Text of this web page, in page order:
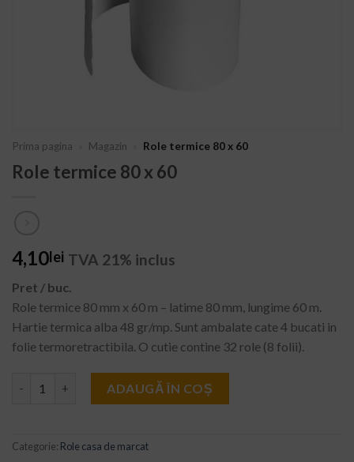
Prima pagina Magazin Role termice 80 x 60
Role termice 80 x 60
4,10lei TVA 21% inclus
Pret / buc.
Role termice 80 mm x 60 m – latime 80 mm, lungime 60 m.
Hartie termica alba 48 gr/mp. Sunt ambalate cate 4 bucati in
folie termoretractibila. O cutie contine 32 role (8 folii).
Cantitate Role termice 80 x 60
ADAUGĂ ÎN COȘ
Categorie: Role casa de marcat